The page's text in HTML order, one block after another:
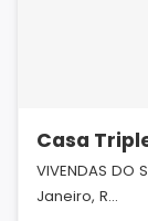
Casa
VIVENDAS DO
Janeiro, R...